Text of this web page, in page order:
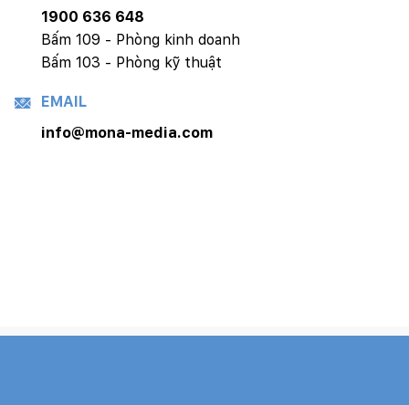
1900 636 648
Bấm 109 - Phòng kinh doanh
Bấm 103 - Phòng kỹ thuật
EMAIL
info@mona-media.com